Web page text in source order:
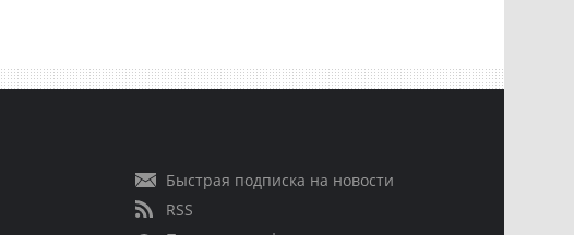
Быстрая подписка на новости
RSS